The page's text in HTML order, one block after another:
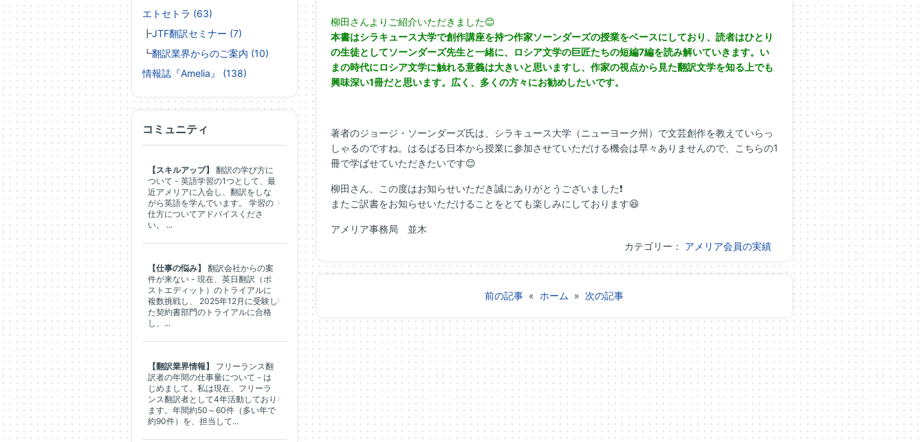
柳田さんよりご紹介いただきました😊
本書はシラキュース大学で創作講座を持つ作家ソーンダーズの授業をベースにしており、読者はひとり
の生徒としてソーンダーズ先生と一緒に、ロシア文学の巨匠たちの短編7編を読み解いていきます。い
まの時代にロシア文学に触れる意義は大きいと思いますし、作家の視点から見た翻訳文学を知る上でも
興味深い1冊だと思います。広く、多くの方々にお勧めしたいです。
著者のジョージ・ソーンダーズ氏は、シラキュース大学（ニューヨーク州）で文芸創作を教えていらっ
しゃるのですね。はるばる日本から授業に参加させていただける機会は早々ありませんので、こちらの1
冊で学ばせていただきたいです😊
柳田さん、この度はお知らせいただき誠にありがとうございました❗
またご訳書をお知らせいただけることをとても楽しみにしております😆
アメリア事務局 並木
カテゴリー： アメリア会員の実績
前の記事 « ホーム » 次の記事
エトセトラ (63)
┣JTF翻訳セミナー (7)
┗翻訳業界からのご案内 (10)
情報誌『Amelia』 (138)
コミュニティ
【スキルアップ】
翻訳の学び方に
ついて - 英語学習の1つとして、最
近アメリアに入会し、翻訳をしな
がら英語を学んでいます。 学習の
仕方についてアドバイスくださ
い。 ...
【仕事の悩み】
翻訳会社からの案
件が来ない - 現在、英日翻訳（ポ
ストエディット）のトライアルに
複数挑戦し、 2025年12月に受験し
た契約書部門のトライアルに合格
し、...
【翻訳業界情報】
フリーランス翻
訳者の年間の仕事量について - は
じめまして。私は現在、フリーラ
ンス翻訳者として4年活動しており
ます。年間約50～60件（多い年で
約90件）を、担当して...